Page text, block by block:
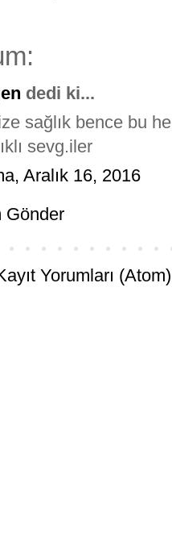
dedi ki...
sağlık bence bu
sevg.iler
Aralık 16, 2016
Gönder
Yorumları (Atom)